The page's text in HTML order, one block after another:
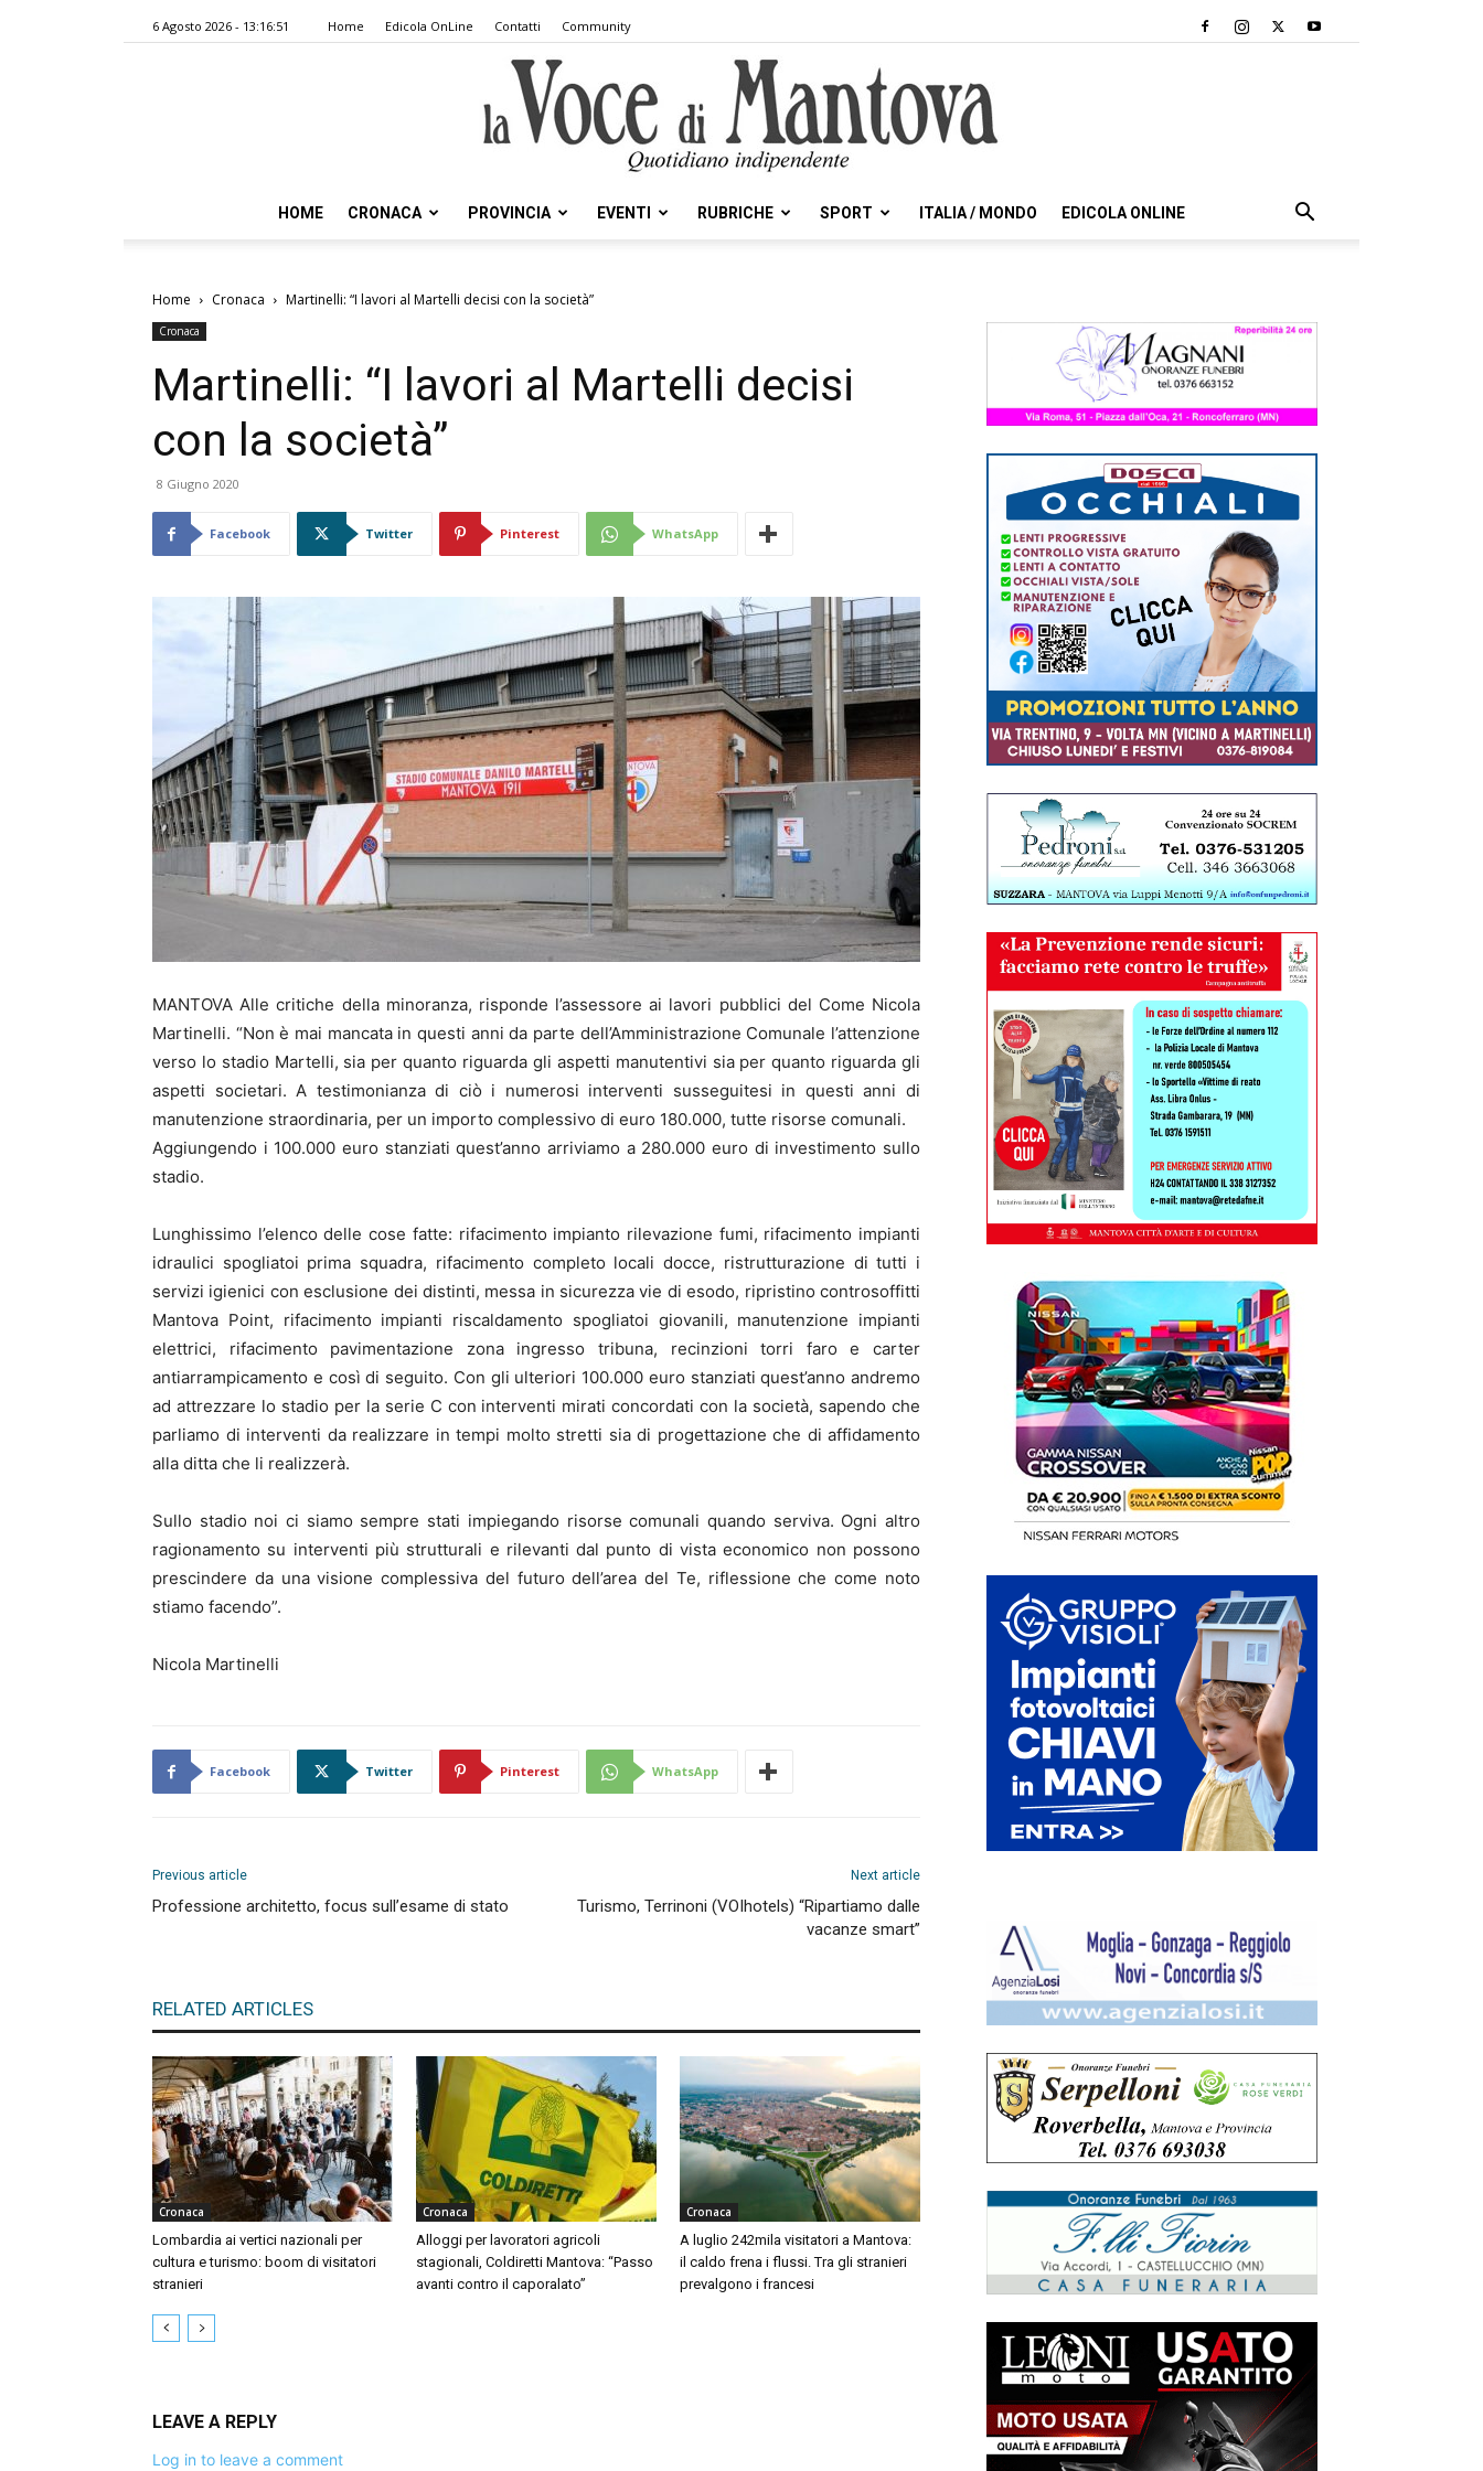
6 Agosto 2026 - 13:16:51 Home Edicola OnLine Contatti Community
Voce
Mantova
HOME CRONACA PROVINCIA EVENTI RUBRICHE SPORT ITALIA / MONDO EDICOLA ONLINE
Home Cronaca Martinelli: “I lavori al Martelli decisi con la società”
Cronaca
Martinelli: “I lavori al Martelli decisi
con la società”
8 Giugno 2020
Facebook Twitter Pinterest WhatsApp
MANTOVA Alle critiche della minoranza, risponde l’assessore ai lavori pubblici del Come Nicola
Martinelli. “Non è mai mancata in questi anni da parte dell’Amministrazione Comunale l’attenzione
verso lo stadio Martelli, sia per quanto riguarda gli aspetti manutentivi sia per quanto riguarda gli
aspetti societari. A testimonianza di ciò i numerosi interventi susseguitesi in questi anni di
manutenzione straordinaria, per un importo complessivo di euro 180.000, tutte risorse comunali.
Aggiungendo i 100.000 euro stanziati quest’anno arriviamo a 280.000 euro di investimento sullo
stadio.
Lunghissimo l’elenco delle cose fatte: rifacimento impianto rilevazione fumi, rifacimento impianti
idraulici spogliatoi prima squadra, rifacimento completo locali docce, ristrutturazione di tutti i
servizi igienici con esclusione dei distinti, messa in sicurezza vie di esodo, ripristino controsoffitti
Mantova Point, rifacimento impianti riscaldamento spogliatoi giovanili, manutenzione impianti
elettrici, rifacimento pavimentazione zona ingresso tribuna, recinzioni torri faro e carter
antiarrampicamento e così di seguito. Con gli ulteriori 100.000 euro stanziati quest’anno andremo
ad attrezzare lo stadio per la serie C con interventi mirati concordati con la società, sapendo che
parliamo di interventi da realizzare in tempi molto stretti sia di progettazione che di affidamento
alla ditta che li realizzerà.
Sullo stadio noi ci siamo sempre stati impiegando risorse comunali quando serviva. Ogni altro
ragionamento su interventi più strutturali e rilevanti dal punto di vista economico non possono
prescindere da una visione complessiva del futuro dell’area del Te, riflessione che come noto
stiamo facendo”.
Nicola Martinelli
Facebook Twitter Pinterest WhatsApp
Previous article
Professione architetto, focus sull’esame di stato
Next article
Turismo, Terrinoni (VOIhotels) “Ripartiamo dalle
vacanze smart”
RELATED ARTICLES
Cronaca
Lombardia ai vertici nazionali per
cultura e turismo: boom di visitatori
stranieri
Cronaca
Alloggi per lavoratori agricoli
stagionali, Coldiretti Mantova: “Passo
avanti contro il caporalato”
Cronaca
A luglio 242mila visitatori a Mantova:
il caldo frena i flussi. Tra gli stranieri
prevalgono i francesi
LEAVE A REPLY
Log in to leave a comment